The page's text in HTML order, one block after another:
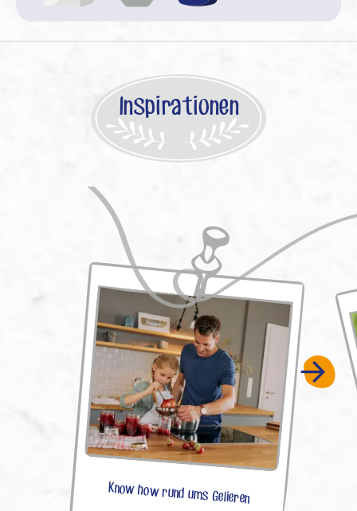
Inspirationen
Know how rund ums Gelieren